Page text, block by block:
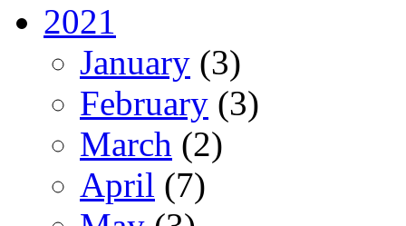
2021
January (3)
February (3)
March (2)
April (7)